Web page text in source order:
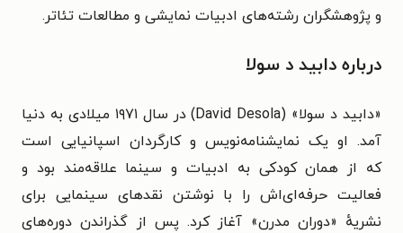
و پژوهشگران رشته‌های ادبیات نمایشی و مطالعات تئاتر.
درباره دابید د سولا
«دابید د سولا» (David Desola) در سال ‫۱۹۷۱ میلادی به دنیا
آمد. او یک نمایشنامه‌نویس و کارگردان اسپانیایی است
که از همان کودکی به ادبیات و سینما علاقه‌مند بود و
فعالیت حرفه‌ای‌اش را با نوشتن نقدهای سینمایی برای
نشریهٔ «دوران مدرن» آغاز کرد. پس از گذراندن دوره‌های